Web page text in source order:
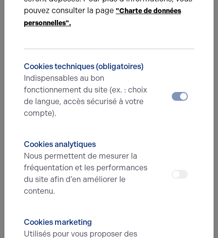
administratifs, ainsi que les informations figurant sur
ses différents supports de communication.
Poste, pendant les six premiers mois ou la première
tous ceux à qui l'information aurait échappé.
5 - Anticiper la gestion logistique du
déménagement d'entreprise
éviter les sanctions et surtout conserver le lien avec
tous les interlocuteurs de l'entreprise. La lourdeur de
ces démarches ferait presque oublier que le
déménagement doit prendre corps à une date
préalablement fixée. Cela suppose la
L’inventaire du parc informatique et de tous les
pouvez consulter la page "Charte de données
personnelles".
Cookies techniques (obligatoires)
Indispensables au bon
fonctionnement du site (ex. : choix
de langue, accès sécurisé à votre
compte).
Cookies analytiques
Nous permettent de mesurer la
fréquentation et les performances
du site afin d’en améliorer le
contenu.
Cookies marketing
Utilisés pour vous proposer des